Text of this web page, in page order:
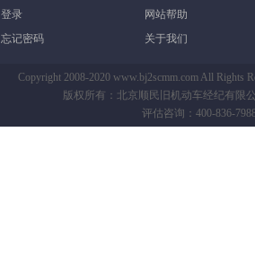
登录
忘记密码
网站帮助
关于我们
Copyright 2008-2020 www.bj2scmm.com All Rights
版权所有：北京顺民旧机动车经纪有限
评估咨询：400-836-